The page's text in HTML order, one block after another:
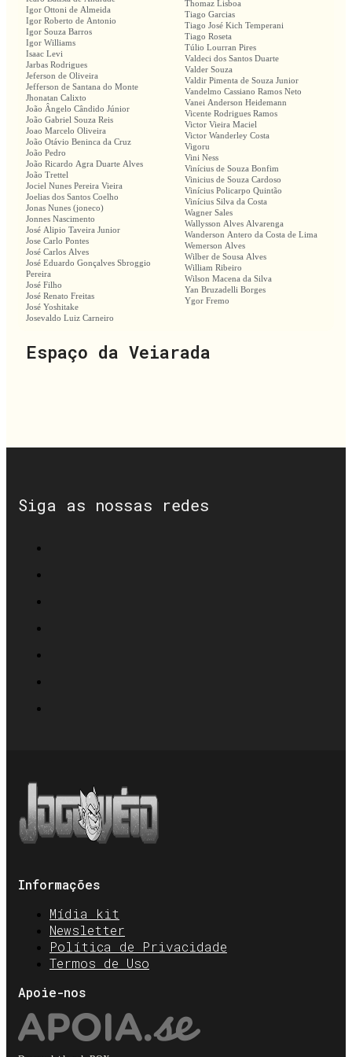
Igor Ottoni de Almeida
Igor Roberto de Antonio
Igor Souza Barros
Igor Williams
Isaac Levi
Jarbas Rodrigues
Jeferson de Oliveira
Jefferson de Santana do Monte
Jhonatan Calixto
João Ângelo Cândido Júnior
João Gabriel Souza Reis
Joao Marcelo Oliveira
João Otávio Beninca da Cruz
João Pedro
João Ricardo Agra Duarte Alves
João Trettel
Jociel Nunes Pereira Vieira
Joelias dos Santos Coelho
Jonas Nunes (joneco)
Jonnes Nascimento
José Alipio Taveira Junior
Jose Carlo Pontes
José Carlos Alves
José Eduardo Gonçalves Sbroggio
Pereira
José Filho
José Renato Freitas
José Yoshitake
Josevaldo Luiz Carneiro
Thomaz Lisboa
Tiago Garcias
Tiago José Kich Temperani
Tiago Roseta
Túlio Lourran Pires
Valdeci dos Santos Duarte
Valder Souza
Valdir Pimenta de Souza Junior
Vandelmo Cassiano Ramos Neto
Vanei Anderson Heidemann
Vicente Rodrigues Ramos
Victor Vieira Maciel
Victor Wanderley Costa
Vigoru
Vini Ness
Vinícius de Souza Bonfim
Vinicius de Souza Cardoso
Vinícius Policarpo Quintão
Vinícius Silva da Costa
Wagner Sales
Wallysson Alves Alvarenga
Wanderson Antero da Costa de Lima
Wemerson Alves
Wilber de Sousa Alves
William Ribeiro
Wilson Macena da Silva
Yan Bruzadelli Borges
Ygor Fremo
Espaço da Veiarada
Siga as nossas redes
Informações
Mídia kit
Newsletter
Política de Privacidade
Termos de Uso
Apoie-nos